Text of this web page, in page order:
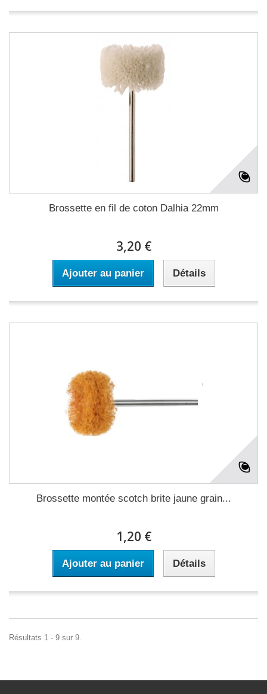
Brossette en fil de coton Dalhia 22mm
3,20 €
Ajouter au panier Détails
Brossette montée scotch brite jaune grain...
1,20 €
Ajouter au panier Détails
Résultats 1 - 9 sur 9.